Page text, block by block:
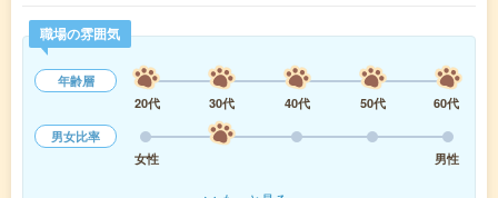
職場の雰囲気
年齢層
20代
30代 40代 50代
60代
男女比率
女性
男性